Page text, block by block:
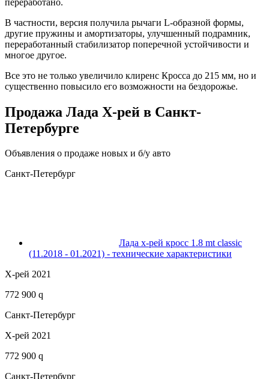
В частности, версия получила рычаги L-образной формы,
другие пружины и амортизаторы, улучшенный подрамник,
переработанный стабилизатор поперечной устойчивости и
многое другое.
Все это не только увеличило клиренс Кросса до 215 мм, но и
существенно повысило его возможности на бездорожье.
Продажа Лада Х-рей в Санкт-
Петербурге
Объявления о продаже новых и б/у авто
Санкт-Петербург
Лада х-рей кросс 1.8 mt classic
(11.2018 - 01.2021) - технические характеристики
Х-рей 2021
772 900 q
Санкт-Петербург
Х-рей 2021
772 900 q
Санкт-Петербург